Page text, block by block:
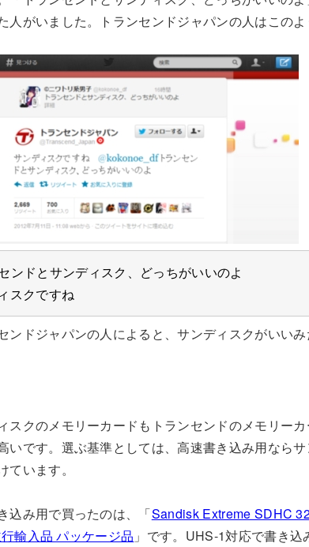
人がいました。トランセンドジャパンの人はこのよ
ンドとサンディスク、どっちがいいのよ
スクですね
ンドジャパンの人によると、サンディスクがいいみ
スクのメモリーカードもトランセンドのメモリー
いです。選ぶ基準としては、高速書き込み用なら
ています。
込み用で買ったのは、「Sandisk Extreme SDHC
輸入品 パッケージ品 」です。UHS-1対応で書き